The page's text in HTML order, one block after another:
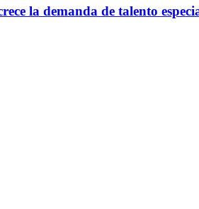
la demanda de talento